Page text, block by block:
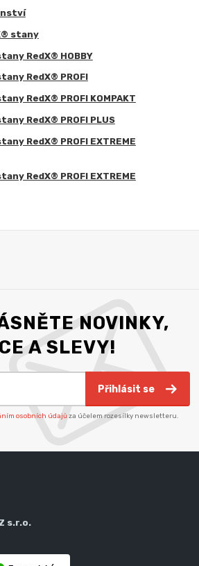
stany
RedX® HOBBY
RedX® PROFI
RedX® PROFI KOMPAKT
RedX® PROFI PLUS
RedX® PROFI EXTREME
RedX® PROFI EXTREME
NOVINKY,
A SLEVY!
Přihlásit se
osobních údajů za účelem rozesílky newsletteru.
s.r.o.